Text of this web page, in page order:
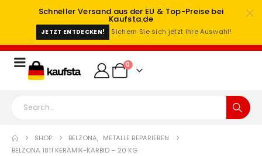
Schneller Versand aus der EU & Top-Preise bei
Kaufsta.de
JETZT ENTDECKEN! Sichern Sie sich jetzt Ihre Auswahl!
0
SHOP BELZONA, METALLE REPARIEREN
BELZONA 1811 KERAMIK-KARBID – 20 KG